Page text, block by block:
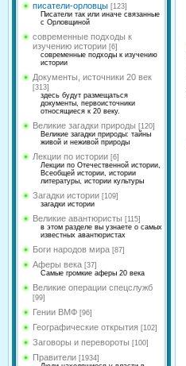
писатели-орловцы [123]
Писатели так или иначе связанные
с Орловщиной
современные подходы к
изучению истории [6]
современные подходы к изучению
истории
Документы, источники 20 век
[313]
здесь будут размещаться
документы, первоисточники
относящиеся к 20 веку.
Великие загадки природы [120]
Великие загадки природы: тайны
живой и неживой природы
Лекции по истории [6]
Лекции по Отечественной истории,
Всеобщей истории, истории
литературы, истории культуры
Загадки истории [109]
загадки истории
Великие авантюристы [115]
в этом разделе вы узнаете о самых
известных авантюристах
Боги народов мира [87]
Аферы века [37]
Самые громкие аферы 20 века
Великие операции спецслужб
[99]
Гении ВМФ [96]
Географические открытия [102]
Заговоры и перевороты [100]
Правители [1934]